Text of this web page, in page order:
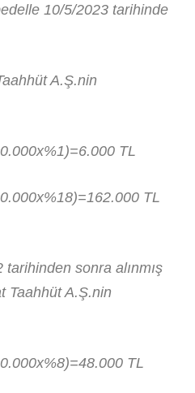
10/5/2023 tarihinde
A.Ş.nin
TL
TL
tarihinden sonra alınmış
Taahhüt A.Ş.nin
TL